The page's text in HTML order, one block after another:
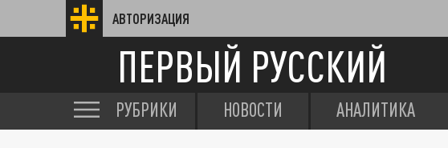
АВТОРИЗАЦИЯ
ПЕРВЫЙ РУССКИЙ
РУБРИКИ НОВОСТИ АНАЛИТИКА